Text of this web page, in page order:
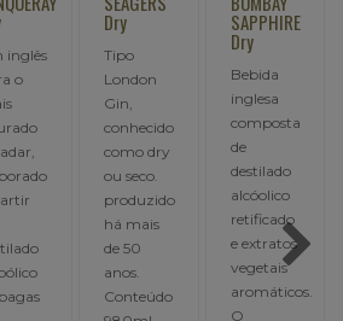
inglês
o
Dry
Tipo
London
Gin,
conhecido
como dry
ou seco.
produzido
há mais
de 50
anos.
Conteúdo
SAPPHIRE
Dry
Bebida
inglesa
composta
de
destilado
alcóolico
retificado
e extratos
vegetais
aromáticos.
O